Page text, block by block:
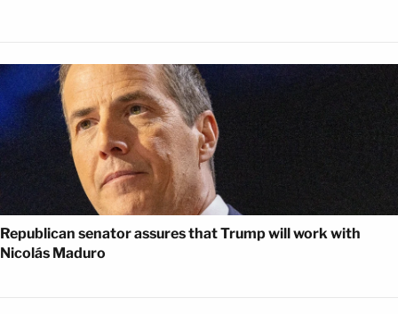
Republican senator assures that Trump will work with
Nicolás Maduro